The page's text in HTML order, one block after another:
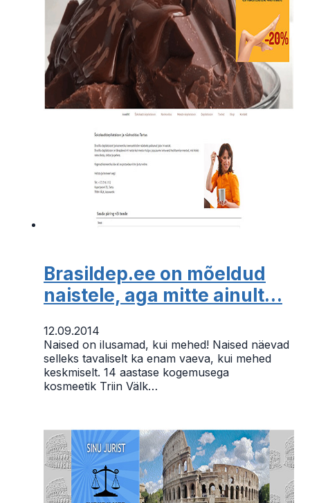
Brasildep.ee on mõeldud
naistele, aga mitte ainult…
12.09.2014
Naised on ilusamad, kui mehed! Naised näevad
selleks tavaliselt ka enam vaeva, kui mehed
keskmiselt. 14 aastase kogemusega
kosmeetik Triin Välk…